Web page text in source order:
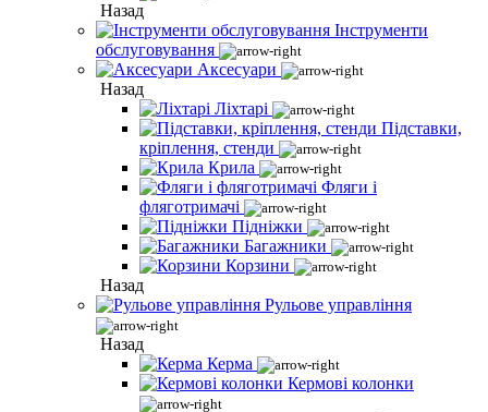
Назад
Інструменти
обслуговування
Аксесуари
Назад
Ліхтарі
Підставки,
кріплення, стенди
Крила
Фляги і
фляготримачі
Підніжки
Багажники
Корзини
Назад
Рульове управління
Назад
Керма
Кермові колонки